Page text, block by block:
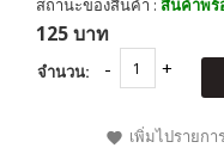
สถานะของสินค้า : สินค้าพร้
125 บาท
จำนวน:
เพิ่มไปรายกา